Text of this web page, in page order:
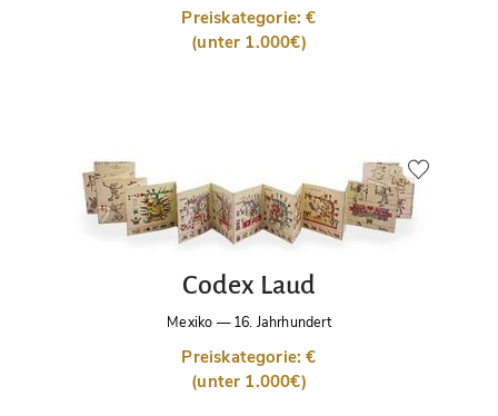
Preiskategorie: €
(unter 1.000€)
Codex Laud
Mexiko —16. Jahrhundert
Preiskategorie: €
(unter 1.000€)